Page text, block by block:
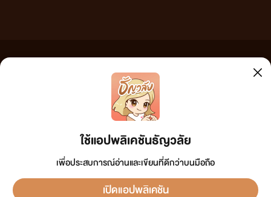
ใช้แอปพลิเคชันธัญวลัย
เพื่อประสบการณ์อ่านและเขียนที่ดีกว่าบนมือถือ
เปิดแอปพลิเคชัน
เว็บไซต์แห่งนี้ไม่ได้เห็นด้วยและไม่ขอรับผิดชอบต่อข้อความใดๆ ทั้งสิ้น ดังนั้นผู้อ่านทุกท่านโปรดใช้
วิจารณญาณในการกลั่นกรองด้วยตนเอง และหากท่านพบข้อความใดๆ ที่ขัดต่อกฎหมายและศีลธรรม
กรุณาแจ้งมาที่ tunwalai@ookbee.com เพื่อทีมงานจะได้ดำเนินการในทันที ทั้งนี้ ทางเว็บไซต์ขอสงวน
ลิขสิทธิ์ตามพระราชบัญญัติลิขสิทธิ์ (ฉบับเพิ่มเติม) พ.ศ.2558